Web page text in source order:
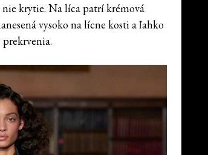
krytie. Na líca patrí krémová
vysoko na lícne kosti a ľahko